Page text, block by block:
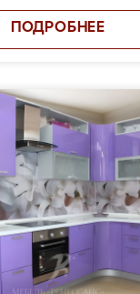
ПОДРОБНЕЕ